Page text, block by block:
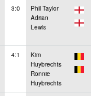
3:0
Phil Taylor
Adrian
Lewis
4:1
Kim
Huybrechts
Ronnie
Huybrechts